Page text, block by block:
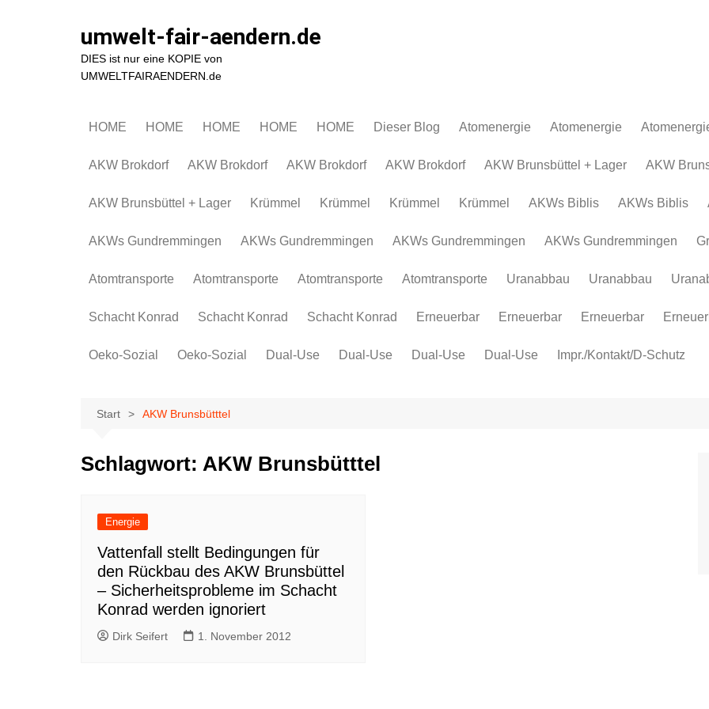
umwelt-fair-aendern.de
DIES ist nur eine KOPIE von
UMWELTFAIRAENDERN.de
HOME HOME HOME HOME HOME Dieser Blog Atomenergie
Atomkraftwerke
AKW
Krümmel
AKWs Biblis
Atomenergie
Atomkraftwerke
Atommüll
Rohstoffe und Konflikte
Atommüll
Rohstoffe
AKW Brokdorf AKW Brokdorf AKW Brokdorf AKW Brokdorf AKW Brunsbüttel + Lager AKW
AKW Brunsbüttel + Lager Krümmel Krümmel Krümmel Krümmel AKWs Biblis AKWs Biblis
AKWs Gundremmingen AKWs Gundremmingen AKWs Gundremmingen AKWs Gundremmingen
Atomtransporte Atomtransporte Atomtransporte Atomtransporte Uranabbau Uranabbau
Schacht Konrad Schacht Konrad Schacht Konrad Erneuerbar Erneuerbar Erneuerbar
Oeko-Sozial
Arbeitsplätze
IG Metall
Oeko-Sozial
Arbeitsplätze
IG Metall
Dual-Use Dual-Use Dual-Use Dual-Use Impr./Kontakt/D-Schutz
Start AKW Brunsbütttel
Schlagwort: AKW Brunsbütttel
Energie
Vattenfall stellt Bedingungen für
den Rückbau des AKW Brunsbüttel
– Sicherheitsprobleme im Schacht
Konrad werden ignoriert
Dirk Seifert 1. November 2012